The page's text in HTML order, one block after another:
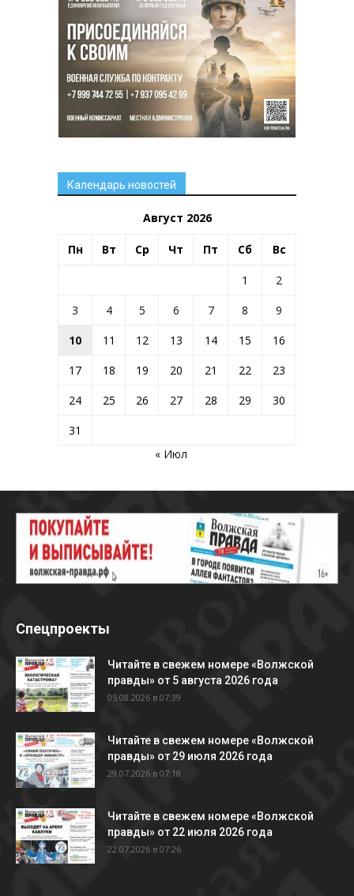
Календарь новостей
Август 2026
Пн Вт Ср Чт Пт Сб Вс
1
2
3
4 5 6 7 8
9
10
11 12 13 14 15
16
17
18 19 20 21 22
23
24
25 26 27 28 29
30
31
« Июл
Спецпроекты
Читайте в свежем номере «Волжской
правды» от 5 августа 2026 года
05.08.2026 в 07:39
Читайте в свежем номере «Волжской
правды» от 29 июля 2026 года
29.07.2026 в 07:18
Читайте в свежем номере «Волжской
правды» от 22 июля 2026 года
22.07.2026 в 07:26